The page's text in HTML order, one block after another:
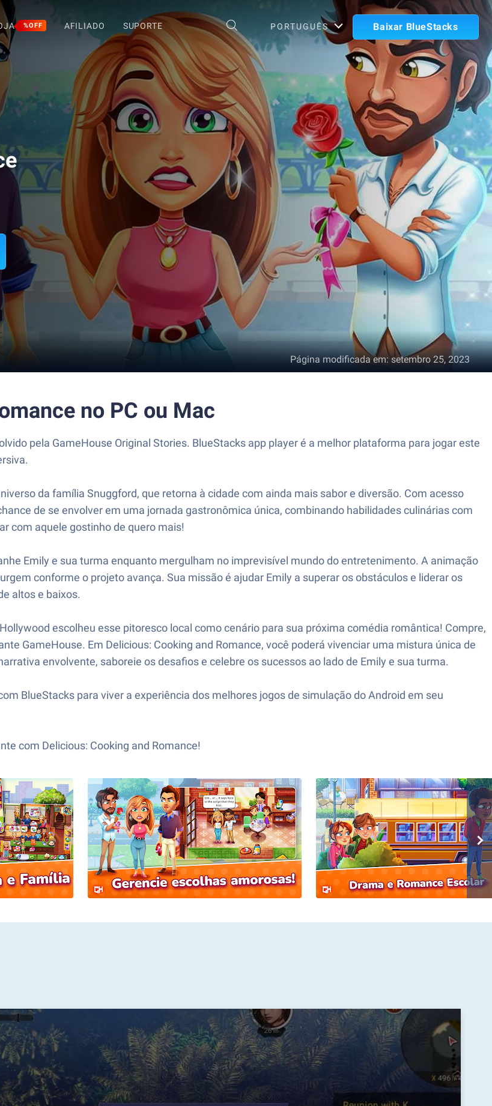
%OFF AFILIADO SUPORTE PORTUGUÊS Baixar BlueStacks
Página modificada em:setembro 25, 2023
no PC ou Mac
pela GameHouse Original Stories. BlueStacks app player é a melhor plataforma para jogar este
da família Snuggford, que retorna à cidade com ainda mais sabor e diversão. Com acesso
de se envolver em uma jornada gastronômica única, combinando habilidades culinárias com
com aquele gostinho de quero mais!
Emily e sua turma enquanto mergulham no imprevisível mundo do entretenimento. A animação
conforme o projeto avança. Sua missão é ajudar Emily a superar os obstáculos e liderar os
altos e baixos.
escolheu esse pitoresco local como cenário para sua próxima comédia romântica! Compre,
GameHouse. Em Delicious: Cooking and Romance, você poderá vivenciar uma mistura única de
envolvente, saboreie os desafios e celebre os sucessos ao lado de Emily e sua turma.
BlueStacks para viver a experiência dos melhores jogos de simulação do Android em seu
com Delicious: Cooking and Romance!